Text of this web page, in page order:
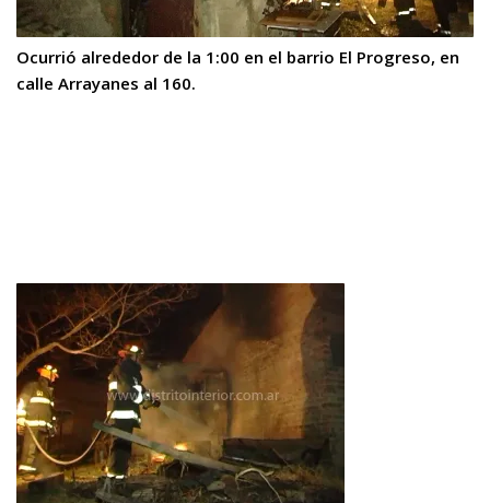
Ocurrió alrededor de la 1:00 en el barrio El Progreso, en
calle Arrayanes al 160.